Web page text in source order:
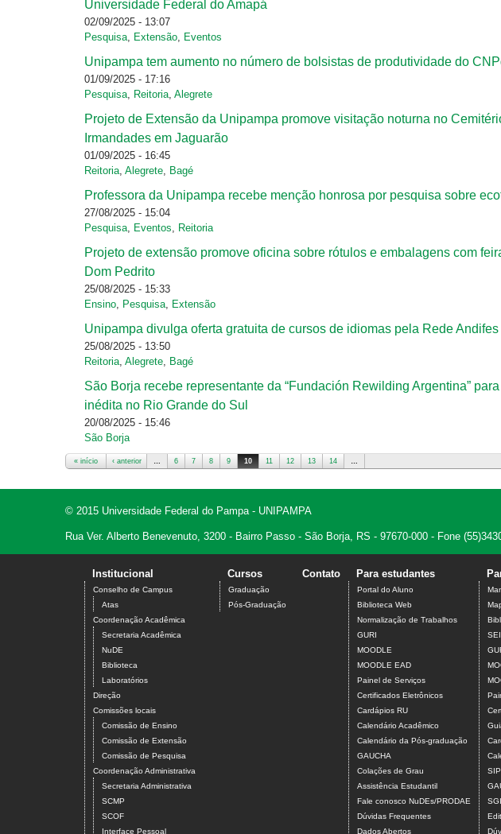
Universidade Federal do Amapá
02/09/2025 - 13:07
Pesquisa
Extensão Eventos
Unipampa tem aumento no número de bolsistas de produtividade do
01/09/2025 - 17:16
Pesquisa
Reitoria Alegrete
Projeto de Extensão da Unipampa promove visitação noturna no
Irmandades em Jaguarão
01/09/2025 - 16:45
Reitoria Alegrete Bagé
Professora da Unipampa recebe menção honrosa por pesquisa sobre
27/08/2025 - 15:04
Pesquisa
Eventos Reitoria
Projeto de extensão promove oficina sobre rótulos e embalagens com
Dom Pedrito
25/08/2025 - 15:33
Ensino
Pesquisa Extensão
Unipampa divulga oferta gratuita de cursos de idiomas pela Rede Andifes
25/08/2025 - 13:50
Reitoria Alegrete Bagé
São Borja recebe representante da “Fundación Rewilding Argentina”
inédita no Rio Grande do Sul
20/08/2025 - 15:46
São Borja
« início ‹ anterior 6 7 8 9 10 11 12 13 14
© 2015 Universidade Federal do Pampa - UNIPAMPA
Rua Ver. Alberto Benevenuto, 3200 - Bairro Passo - São Borja, RS - 97670-000 - Fone
Institucional
Conselho de Campus
Atas
Coordenação Acadêmica
Secretaria Acadêmica
NuDE
Biblioteca
Laboratórios
Direção
Comissões locais
Comissão de Ensino
Comissão de Extensão
Comissão de Pesquisa
Coordenação Administrativa
Secretaria Administrativa
SCMP
SCOF
Interface Pessoal
Cursos
Graduação
Pós-Graduação
Contato Para estudantes
Portal do Aluno
Biblioteca Web
Normalização de Trabalhos
GURI
MOODLE
MOODLE EAD
Painel de Serviços
Certificados Eletrônicos
Cardápios RU
Calendário Acadêmico
Calendário da Pós-graduação
GAUCHA
Colações de Grau
Assistência Estudantil
Fale conosco NuDEs/PRODAE
Dúvidas Frequentes
Dados Abertos
SEI
SGI